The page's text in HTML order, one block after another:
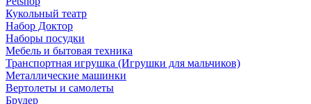
Кукольный театр
Набор Доктор
Наборы посудки
Мебель и бытовая техника
Транспортная игрушка (Игрушки для мальчиков)
Металлические машинки
Вертолеты и самолеты
Брудер